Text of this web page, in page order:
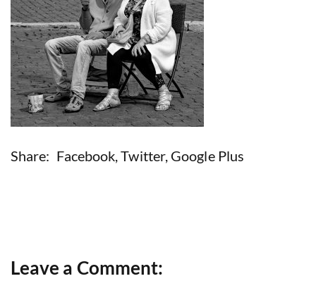
Share: Facebook,Twitter, Google Plus
Leave a Comment: